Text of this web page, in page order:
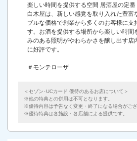
楽しい時間を提供する空間 居酒屋の定番
白木屋は、新しい感覚を取り入れた豊富
ブルな価格で創業から多くのお客様に支
す。お酒を提供する場所から楽しい時間
みのある照明がやわらかさを醸し出す店
に好評です。
＃モンテローザ
＜セゾン･UCカード 優待のあるお店について＞
他の特典との併用は不可となります。
優待内容は予告なく変更・終了になる場合がござ
優待特典は各施設・各店舗による提供です。